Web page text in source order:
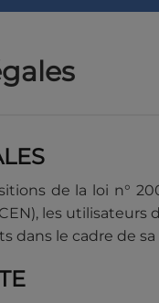
de la loi n°
les
dans le cadre de